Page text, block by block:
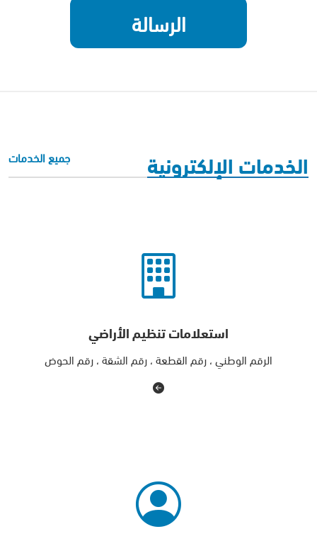
الرسالة
الخدمات الإلكترونية جميع الخدمات
استعلامات تنظيم الأراضي
الرقم الوطني ، رقم القطعة ، رقم الشقة ، رقم الحوض